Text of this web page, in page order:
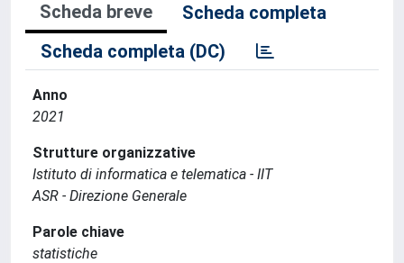
Scheda breve
Scheda completa
Scheda completa (DC)
Anno
2021
Strutture organizzative
Istituto di informatica e telematica - IIT
ASR - Direzione Generale
Parole chiave
statistiche